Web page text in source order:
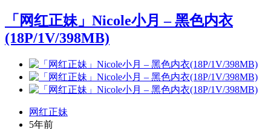
「网红正妹」Nicole小月 – 黑色内衣
(18P/1V/398MB)
网红正妹
5年前